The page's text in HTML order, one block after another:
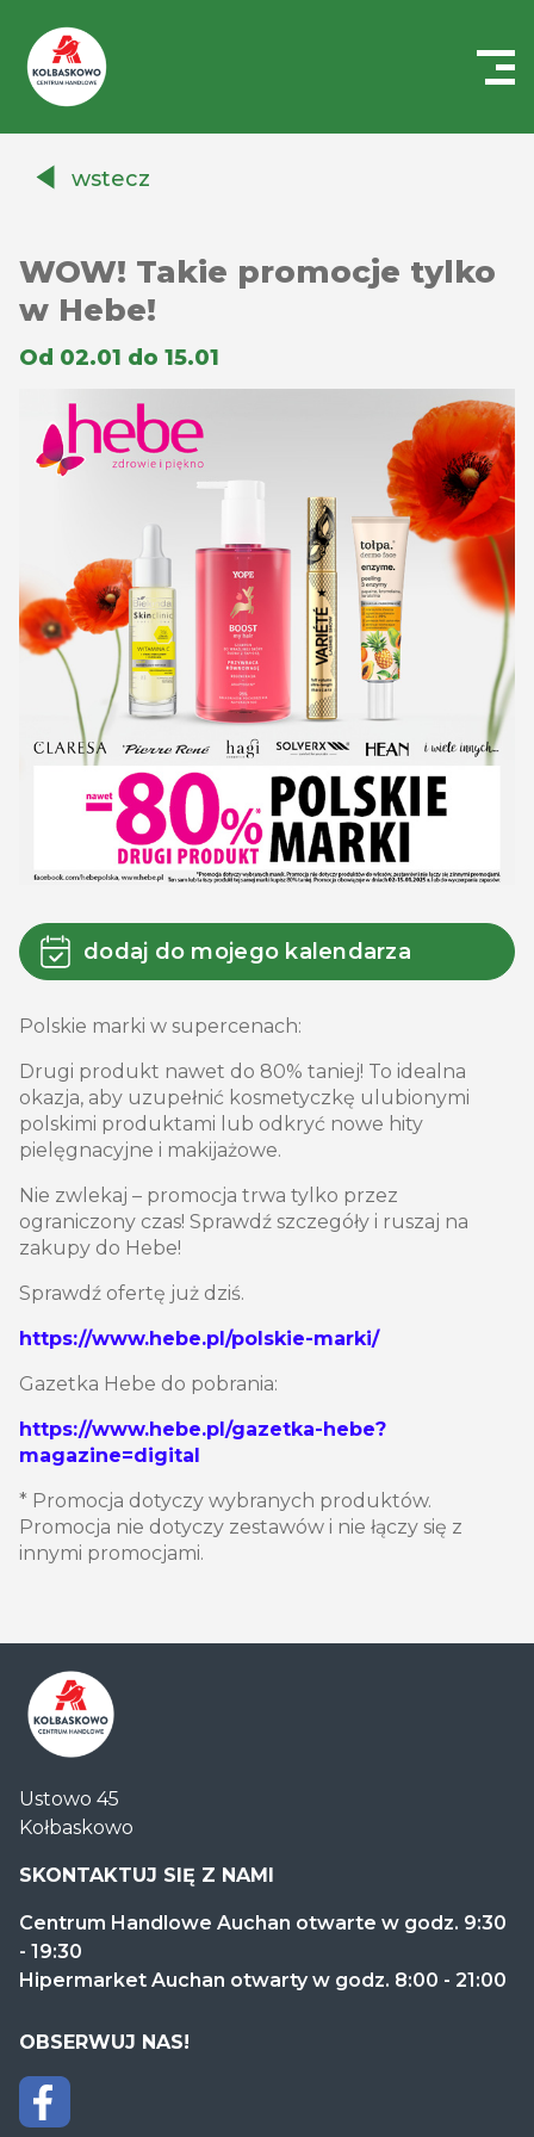
Auchanwstecz
WOW! Takie promocje tylko
w Hebe!
Od 02.01 do 15.01
dodaj do mojego kalendarza
Polskie marki w supercenach:
Drugi produkt nawet do 80% taniej! To idealna
okazja, aby uzupełnić kosmetyczkę ulubionymi
polskimi produktami lub odkryć nowe hity
pielęgnacyjne i makijażowe.
Nie zwlekaj – promocja trwa tylko przez
ograniczony czas! Sprawdź szczegóły i ruszaj na
zakupy do Hebe!
Sprawdź ofertę już dziś.
https://www.hebe.pl/polskie-marki/
Gazetka Hebe do pobrania:
https://www.hebe.pl/gazetka-hebe?
magazine=digital
* Promocja dotyczy wybranych produktów.
Promocja nie dotyczy zestawów i nie łączy się z
innymi promocjami.
Handlowe
Auchan
Kołbaskowo
Ustowo 45
Kołbaskowo
SKONTAKTUJ SIĘ Z NAMI
Centrum Handlowe Auchan otwarte w godz. 9:30
- 19:30
Hipermarket Auchan otwarty w godz. 8:00 - 21:00
OBSERWUJ NAS!